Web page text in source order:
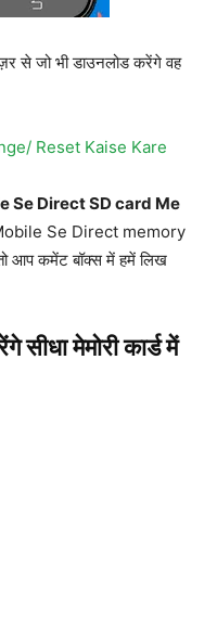
से जो भी डाउनलोड करेंगे वह
Reset Kaise Kare
Se Direct SD card Me
Se Direct memory
आप कमेंट बॉक्स में हमें लिख
सीधा मेमोरी कार्ड में